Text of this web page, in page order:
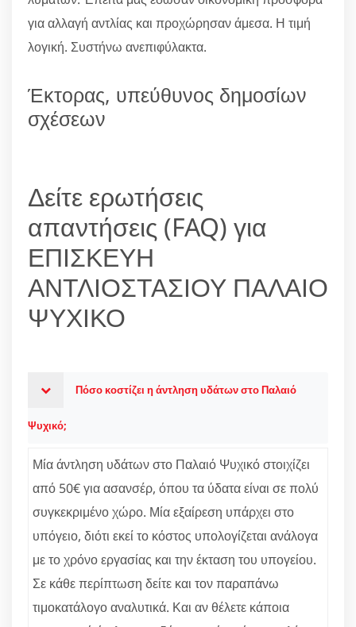
για αλλαγή αντλίας και προχώρησαν άμεσα. Η τιμή
λογική. Συστήνω ανεπιφύλακτα.
Έκτορας, υπεύθυνος δημοσίων
σχέσεων
Δείτε ερωτήσεις
απαντήσεις (FAQ) για
ΕΠΙΣΚΕΥΗ
ΑΝΤΛΙΟΣΤΑΣΙΟΥ ΠΑΛΑΙΟ
ΨΥΧΙΚΟ
Πόσο κοστίζει η άντληση υδάτων στο Παλαιό
Ψυχικό;
Μία άντληση υδάτων στο Παλαιό Ψυχικό στοιχίζει
από 50€ για ασανσέρ, όπου τα ύδατα είναι σε πολύ
συγκεκριμένο χώρο. Μία εξαίρεση υπάρχει στο
υπόγειο, διότι εκεί το κόστος υπολογίζεται ανάλογα
με το χρόνο εργασίας και την έκταση του υπογείου.
Σε κάθε περίπτωση δείτε και τον παραπάνω
τιμοκατάλογο αναλυτικά. Και αν θέλετε κάποια